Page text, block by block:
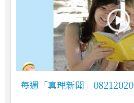
每週「真理新聞」08212020